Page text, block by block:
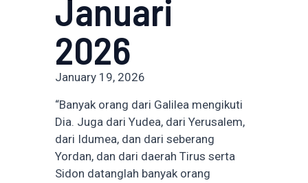
Januari
2026
January 19, 2026
“Banyak orang dari Galilea mengikuti
Dia. Juga dari Yudea, dari Yerusalem,
dari Idumea, dan dari seberang
Yordan, dan dari daerah Tirus serta
Sidon datanglah banyak orang